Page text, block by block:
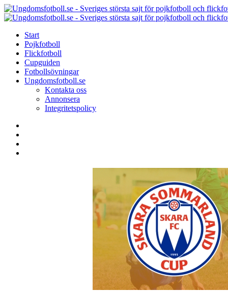
Menu
Search
Menu
Start
Pojkfotboll
Flickfotboll
Cupguiden
Fotbollsövningar
Ungdomsfotboll.se
Kontakta oss
Annonsera
Integritetspolicy